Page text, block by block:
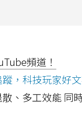
頻道！
，科技玩家好文
、多工效能 同